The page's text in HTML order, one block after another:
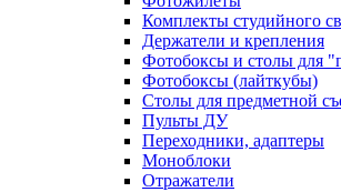
Комплекты студийного
Держатели и крепления
Фотобоксы и столы для
Фотобоксы (лайткубы)
Столы для предметной
Пульты ДУ
Переходники, адаптеры
Моноблоки
Отражатели